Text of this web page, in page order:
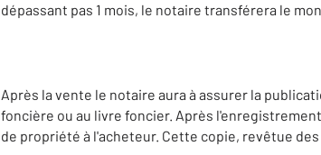
dépassant pas 1 mois, le notaire transférera le
Après la vente le notaire aura à assurer la
foncière ou au livre foncier. Après
de propriété à l'acheteur. Cette copie, revêtue